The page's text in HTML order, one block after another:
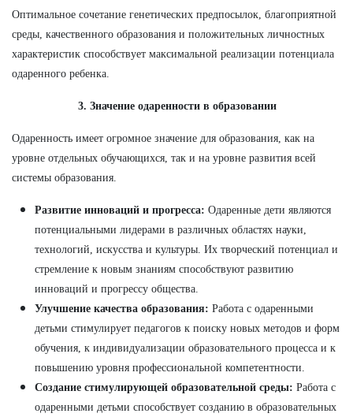
Оптимальное сочетание генетических предпосылок, благоприятной
среды, качественного образования и положительных личностных
характеристик способствует максимальной реализации потенциала
одаренного ребенка.
3. Значение одаренности в образовании
Одаренность имеет огромное значение для образования, как на
уровне отдельных обучающихся, так и на уровне развития всей
системы образования.
Развитие инноваций и прогресса: Одаренные дети являются
потенциальными лидерами в различных областях науки,
технологий, искусства и культуры. Их творческий потенциал и
стремление к новым знаниям способствуют развитию
инноваций и прогрессу общества.
Улучшение качества образования: Работа с одаренными
детьми стимулирует педагогов к поиску новых методов и форм
обучения, к индивидуализации образовательного процесса и к
повышению уровня профессиональной компетентности.
Создание стимулирующей образовательной среды: Работа с
одаренными детьми способствует созданию в образовательных